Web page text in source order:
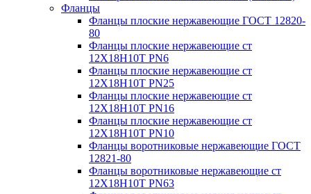
Фланцы
Фланцы плоские нержавеющие ГОСТ 12820-
80
Фланцы плоские нержавеющие ст
12Х18Н10Т PN6
Фланцы плоские нержавеющие ст
12Х18Н10Т PN25
Фланцы плоские нержавеющие ст
12Х18Н10Т PN16
Фланцы плоские нержавеющие ст
12Х18Н10Т PN10
Фланцы воротниковые нержавеющие ГОСТ
12821-80
Фланцы воротниковые нержавеющие ст
12Х18Н10Т PN63